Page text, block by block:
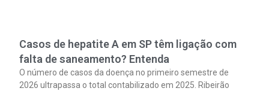
Casos de hepatite A em SP têm ligação com
falta de saneamento? Entenda
O número de casos da doença no primeiro semestre de
2026 ultrapassa o total contabilizado em 2025. Ribeirão